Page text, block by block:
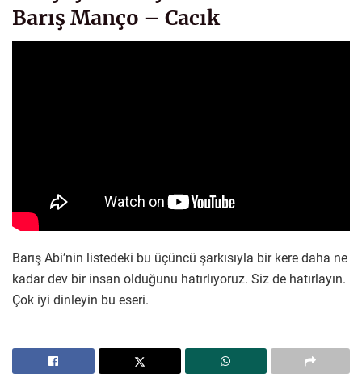
Barış Manço – Cacık
Barış Abi’nin listedeki bu üçüncü şarkısıyla bir kere daha ne
kadar dev bir insan olduğunu hatırlıyoruz. Siz de hatırlayın.
Çok iyi dinleyin bu eseri.